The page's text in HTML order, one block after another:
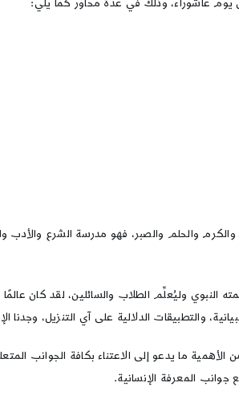
يوم عاشوراء، وذلك في عدة محاور كما يلي:
والحلم والصبر، فهو مدرسة الشرع والأدب
وليُعلِّم الطلاب والسائلين، لقد كان
والتطبيقات الدلالية على آي
ما يدعو إلى الاعتناء بكافة الجوانب
جوانب المعرفة الإنسانية.